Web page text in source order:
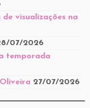
visualizações na
07/2026
temporada
27/07/2026